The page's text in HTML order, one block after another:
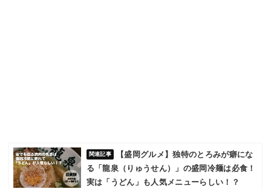
【盛岡グルメ】独特のとろみが癖にな
る「龍泉（りゅうせん）」の盛岡冷麺は必食！
実は「うどん」も人気メニューらしい！？